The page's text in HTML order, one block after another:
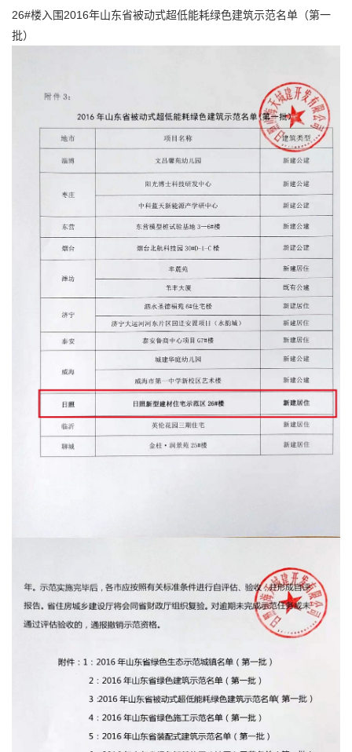
26#楼入围2016年山东省被动式超低能耗绿色建筑示范名单（第一
批）